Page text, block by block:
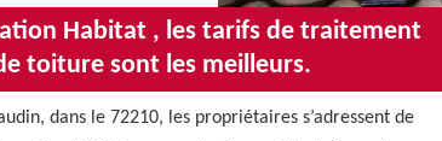
Habitat , les tarifs de traitement
toiture sont les meilleurs.
dans le 72210, les propriétaires s’adressent de